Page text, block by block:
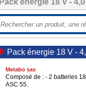
Pack énergie 18 V -
Pack énergie 18 V -
Metabo sas
Composé de : - 2 batteries
ASC 55.